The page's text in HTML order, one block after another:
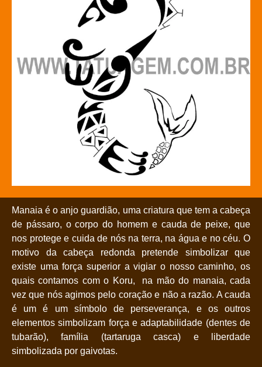
Manaia é o anjo guardião, uma criatura que tem a cabeça
de pássaro, o corpo do homem e cauda de peixe, que
nos protege e cuida de nós na terra, na água e no céu. O
motivo da cabeça redonda pretende simbolizar que
existe uma força superior a vigiar o nosso caminho, os
quais contamos com o Koru, na mão do manaia, cada
vez que nós agimos pelo coração e não a razão. A cauda
é um é um símbolo de perseverança, e os outros
elementos simbolizam força e adaptabilidade (dentes de
tubarão), família (tartaruga casca) e liberdade
simbolizada por gaivotas.